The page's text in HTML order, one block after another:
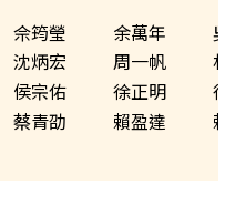
佘筠瑩 余萬年
沈炳宏 周一帆
侯宗佑 徐正明
蔡青劭 賴盈達